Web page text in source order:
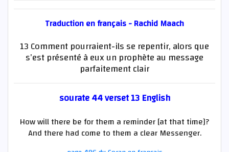
Traduction en français - Rachid Maach
13 Comment pourraient-ils se repentir, alors que
s’est présenté à eux un prophète au message
parfaitement clair
sourate 44 verset 13 English
How will there be for them a reminder [at that time]?
And there had come to them a clear Messenger.